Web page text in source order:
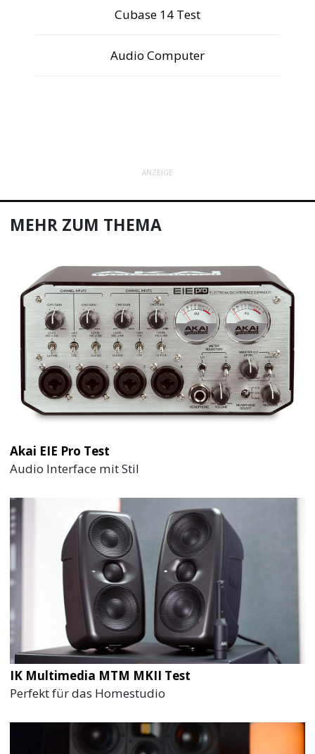
Cubase 14 Test
Audio Computer
ANZEIGE
MEHR ZUM THEMA
Akai EIE Pro Test
Audio Interface mit Stil
IK Multimedia MTM MKII Test
Perfekt für das Homestudio